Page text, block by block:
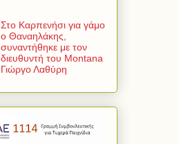
Στο Καρπενήσι για γάμο
ο Θαναηλάκης,
συναντήθηκε με τον
διευθυντή του Montana
Γιώργο Λαθύρη